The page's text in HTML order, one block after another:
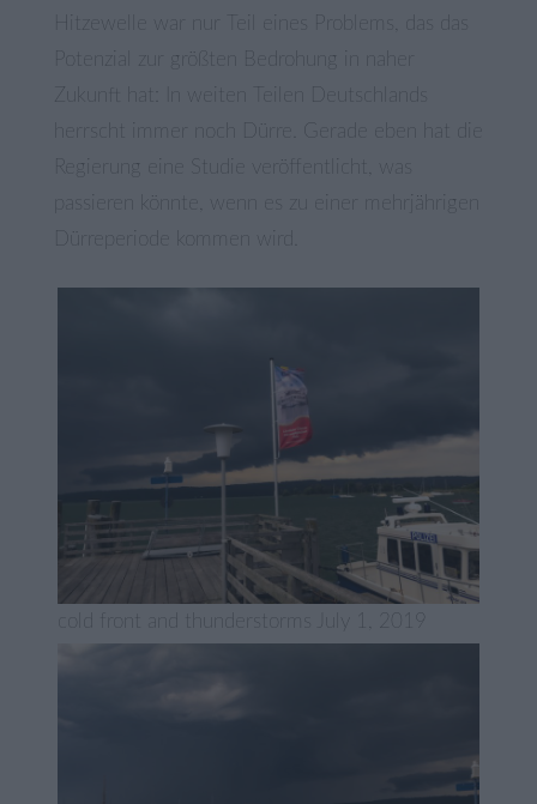
Hitzewelle war nur Teil eines Problems, das das
Potenzial zur größten Bedrohung in naher
Zukunft hat: In weiten Teilen Deutschlands
herrscht immer noch Dürre. Gerade eben hat die
Regierung eine Studie veröffentlicht, was
passieren könnte, wenn es zu einer mehrjährigen
Dürreperiode kommen wird.